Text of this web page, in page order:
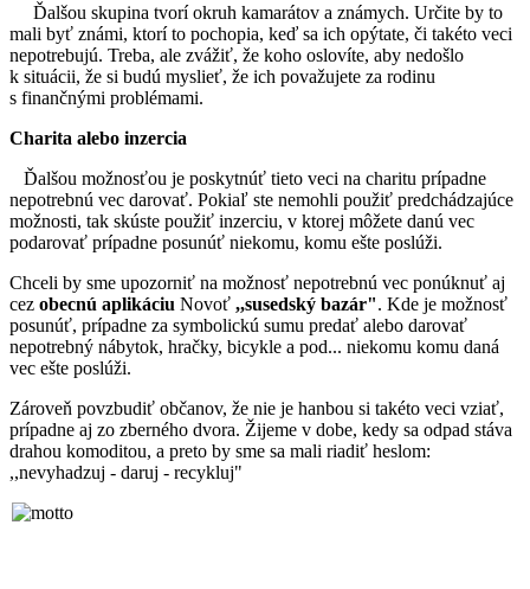
Ďalšou skupina tvorí okruh kamarátov a známych. Určite by to
mali byť známi, ktorí to pochopia, keď sa ich opýtate, či takéto veci
nepotrebujú. Treba, ale zvážiť, že koho oslovíte, aby nedošlo
k situácii, že si budú myslieť, že ich považujete za rodinu
s finančnými problémami.
Charita alebo inzercia
Ďalšou možnosťou je poskytnúť tieto veci na charitu prípadne
nepotrebnú vec darovať. Pokiaľ ste nemohli použiť predchádzajúce
možnosti, tak skúste použiť inzerciu, v ktorej môžete danú vec
podarovať prípadne posunúť niekomu, komu ešte poslúži.
Chceli by sme upozorniť na možnosť nepotrebnú vec ponúknuť aj
cez obecnú aplikáciu Novoť ,,susedský bazár". Kde je možnosť
posunúť, prípadne za symbolickú sumu predať alebo darovať
nepotrebný nábytok, hračky, bicykle a pod... niekomu komu daná
vec ešte poslúži.
Zároveň povzbudiť občanov, že nie je hanbou si takéto veci vziať,
prípadne aj zo zberného dvora. Žijeme v dobe, kedy sa odpad stáva
drahou komoditou, a preto by sme sa mali riadiť heslom:
,,nevyhadzuj - daruj - recykluj"